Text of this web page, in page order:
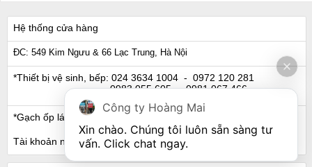
Hệ thống cửa hàng
ĐC: 549 Kim Ngưu & 66 Lạc Trung, Hà Nội
*Thiết bị vệ sinh, bếp: 024 3634 1004 - 0972 120 281
0983 055 605- 0981 067 466
*Gạch ốp lát, Ngói: 024 3632 0280 - 0911 441 066
Tài khoản ngân hàng
Công ty Hoàng Mai
Xin chào. Chúng tôi luôn sẵn sàng tư
vấn. Click chat ngay.